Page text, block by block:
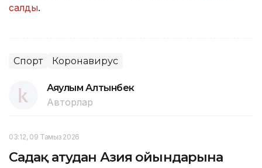
салды.
Спорт Коронавирус
Аяулым Алтынбек
Авторлар
03:12, 09 Тамыз 2026
Садақ атудан Азия ойындарына